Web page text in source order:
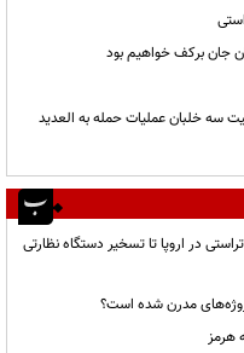
جان برکف خواهیم بود
سه خلبان عملیات حمله به العدید
در اروپا تا تسخیر دستگاه نظارتی
مدرن شده است؟
هرمز